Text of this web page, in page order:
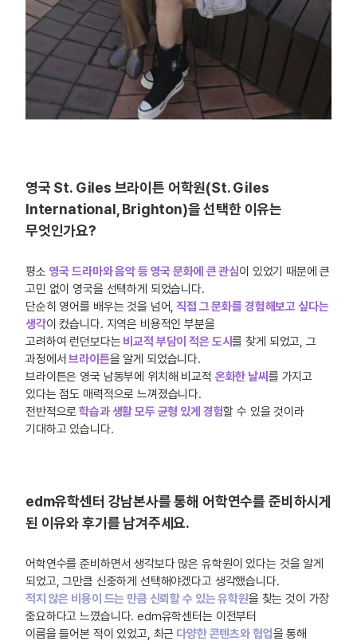
영국 St. Giles 브라이튼 어학원(St. Giles
International, Brighton)을 선택한 이유는
무엇인가요?
평소 영국 드라마와 음악 등 영국 문화에 큰 관심이 있었기 때문에 큰
고민 없이 영국을 선택하게 되었습니다.
단순히 영어를 배우는 것을 넘어, 직접 그 문화를 경험해보고 싶다는
생각이 컸습니다. 지역은 비용적인 부분을
고려하여 런던보다는 비교적 부담이 적은 도시를 찾게 되었고, 그
과정에서 브라이튼을 알게 되었습니다.
브라이튼은 영국 남동부에 위치해 비교적 온화한 날씨를 가지고
있다는 점도 매력적으로 느껴졌습니다.
전반적으로 학습과 생활 모두 균형 있게 경험할 수 있을 것이라
기대하고 있습니다.
edm유학센터 강남본사를 통해 어학연수를 준비하시게
된 이유와 후기를 남겨주세요.
어학연수를 준비하면서 생각보다 많은 유학원이 있다는 것을 알게
되었고, 그만큼 신중하게 선택해야겠다고 생각했습니다.
적지 않은 비용이 드는 만큼 신뢰할 수 있는 유학원을 찾는 것이 가장
중요하다고 느꼈습니다. edm유학센터는 이전부터
이름을 들어본 적이 있었고, 최근 다양한 콘텐츠와 협업을 통해